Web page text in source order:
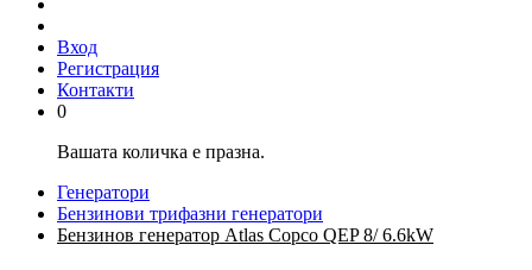
Вход
Регистрация
Контакти
0
Вашата количка е празна.
Генератори
Бензинови трифазни генератори
Бензинов генератор Atlas Copco QEP 8/ 6.6kW